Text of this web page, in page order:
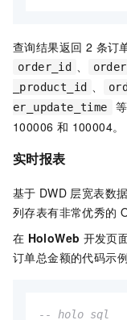
查询结果返回 2 条订
order_id 、
_product_id 、
er_update_time
100006 和 100004。
实时报表
基于 DWD 层宽表数
列存表有非常优秀的
在 HoloWeb 开发页
订单总金额的代码示例
-- holo sql